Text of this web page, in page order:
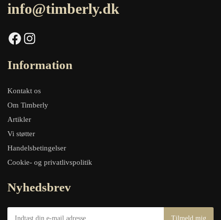
info@timberly.dk
Facebook Instagram
Information
Kontakt os
Om Timberly
Artikler
Vi støtter
Handelsbetingelser
Cookie- og privatlivspolitik
Nyhedsbrev